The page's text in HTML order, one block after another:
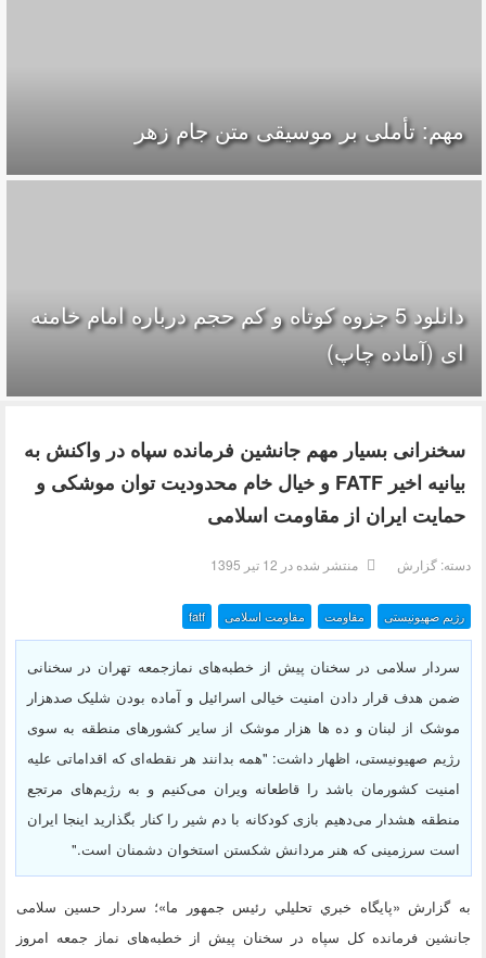
مهم: تأملی بر موسیقی متن جام زهر
دانلود 5 جزوه كوتاه و كم حجم درباره امام خامنه
ای (آماده چاپ)
سخنرانی بسیار مهم جانشین فرمانده سپاه در واکنش به
بیانیه اخیر FATF و خیال خام محدودیت توان موشکی و
حمایت ایران از مقاومت اسلامی
دسته:گزارش منتشر شده در 12 تیر 1395
رژیم صهیونیستی مقاومت مقاومت اسلامی fatf
سردار سلامی در سخنان پیش از خطبه‌های نمازجمعه تهران در سخنانی
ضمن هدف قرار دادن امنیت خیالی اسرائیل و آماده بودن شلیک صدهزار
موشک از لبنان و ده ها هزار موشک از سایر کشورهای منطقه به سوی
رژیم صهیونیستی، اظهار داشت: "همه بدانند هر نقطه‌ای که اقداماتی علیه
امنیت کشورمان باشد را قاطعانه ویران می‌کنیم و به رژیم‌های مرتجع
منطقه هشدار می‌دهیم بازی کودکانه با دم شیر را کنار بگذارید اینجا ایران
است سرزمینی که هنر مردانش شکستن استخوان دشمنان است."
به گزارش «پايگاه خبري تحليلي رئيس جمهور ما»؛ سردار حسین سلامی
جانشین فرمانده کل سپاه در سخنان پیش از خطبه‌های نماز جمعه امروز